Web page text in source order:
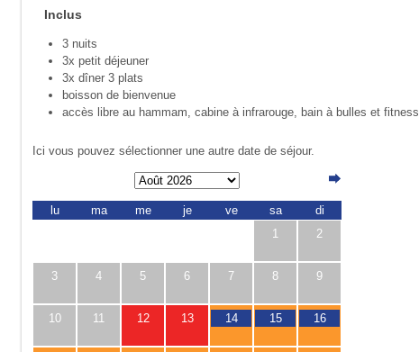
Inclus
3 nuits
3x petit déjeuner
3x dîner 3 plats
boisson de bienvenue
accès libre au hammam, cabine à infrarouge, bain à bulles et fitness
Ici vous pouvez sélectionner une autre date de séjour.
lu ma me je ve sa
di
1
2
3 4 5 6 7 8 9
10 11 12 13 14 15 16